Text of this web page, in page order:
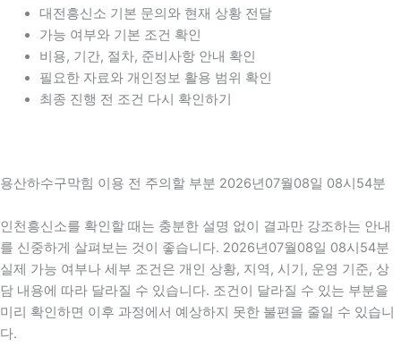
대전흥신소 기본 문의와 현재 상황 전달
가능 여부와 기본 조건 확인
비용, 기간, 절차, 준비사항 안내 확인
필요한 자료와 개인정보 활용 범위 확인
최종 진행 전 조건 다시 확인하기
용산하수구막힘 이용 전 주의할 부분 2026년07월08일 08시54분
인천흥신소를 확인할 때는 충분한 설명 없이 결과만 강조하는 안내
를 신중하게 살펴보는 것이 좋습니다. 2026년07월08일 08시54분
실제 가능 여부나 세부 조건은 개인 상황, 지역, 시기, 운영 기준, 상
담 내용에 따라 달라질 수 있습니다. 조건이 달라질 수 있는 부분을
미리 확인하면 이후 과정에서 예상하지 못한 불편을 줄일 수 있습니
다.